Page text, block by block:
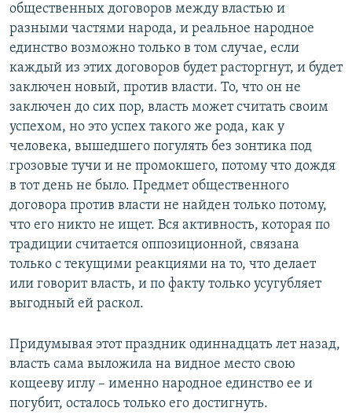
общественных договоров между властью и
разными частями народа, и реальное народное
единство возможно только в том случае, если
каждый из этих договоров будет расторгнут, и будет
заключен новый, против власти. То, что он не
заключен до сих пор, власть может считать своим
успехом, но это успех такого же рода, как у
человека, вышедшего погулять без зонтика под
грозовые тучи и не промокшего, потому что дождя
в тот день не было. Предмет общественного
договора против власти не найден только потому,
что его никто не ищет. Вся активность, которая по
традиции считается оппозиционной, связана
только с текущими реакциями на то, что делает
или говорит власть, и по факту только усугубляет
выгодный ей раскол.
Придумывая этот праздник одиннадцать лет назад,
власть сама выложила на видное место свою
кощееву иглу – именно народное единство ее и
погубит, осталось только его достигнуть.